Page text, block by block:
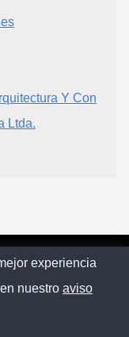
Y Con
Ltda.
experiencia
nuestro aviso